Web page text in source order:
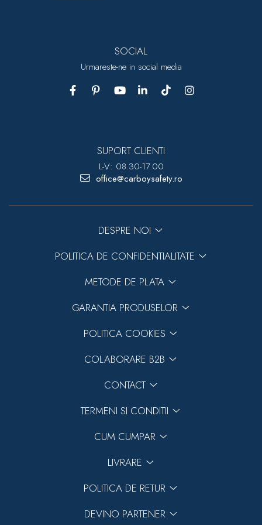
SOCIAL
Urmareste-ne in social media
SUPORT CLIENTI
L-V: 08.30-17.00
office@carboysafety.ro
DESPRE NOI
POLITICA DE CONFIDENTIALITATE
METODE DE PLATA
GARANTIA PRODUSELOR
POLITICA COOKIES
COLABORARE B2B
CONTACT
TERMENI SI CONDITII
CUM CUMPAR
LIVRARE
POLITICA DE RETUR
DEVINO PARTENER